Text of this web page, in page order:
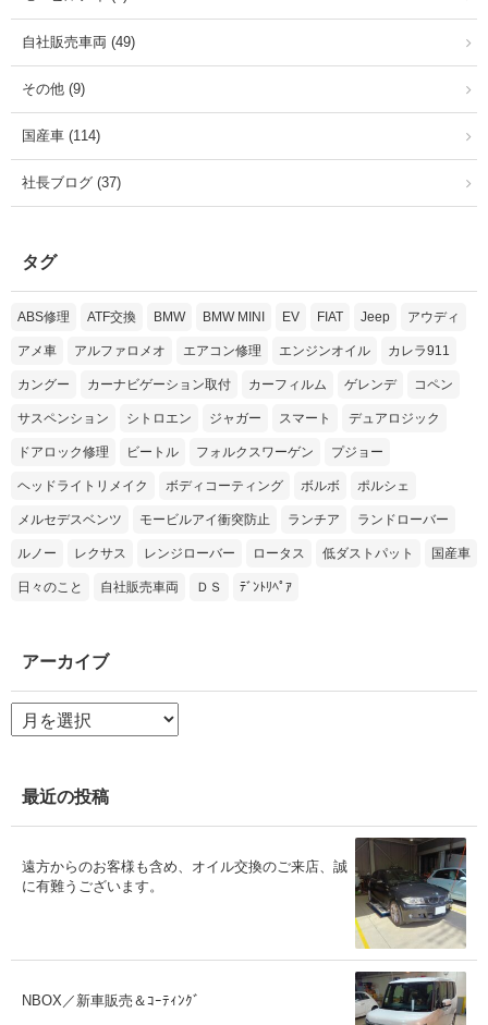
自社販売車両 (49)
その他 (9)
国産車 (114)
社長ブログ (37)
タグ
ABS修理 ATF交換 BMW BMW MINI EV FIAT Jeep アウディ
アメ車 アルファロメオ エアコン修理 エンジンオイル カレラ911
カングー カーナビゲーション取付 カーフィルム ゲレンデ コペン
サスペンション シトロエン ジャガー スマート デュアロジック
ドアロック修理 ビートル フォルクスワーゲン プジョー
ヘッドライトリメイク ボディコーティング ボルボ ポルシェ
メルセデスベンツ モービルアイ衝突防止 ランチア ランドローバー
ルノー レクサス レンジローバー ロータス 低ダストパット 国産車
日々のこと 自社販売車両 ＤＳ ﾃﾞﾝﾄﾘﾍﾟｱ
アーカイブ
ア
ー
ブ
最近の投稿
遠方からのお客様も含め、オイル交換のご来店、誠
に有難うございます。
NBOX／新車販売＆ｺｰﾃｨﾝｸﾞ